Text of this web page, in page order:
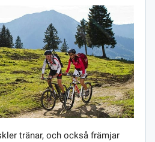
tränar, och också främjar